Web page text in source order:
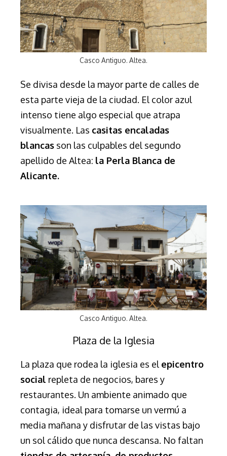
Casco Antiguo. Altea.
Se divisa desde la mayor parte de calles de
esta parte vieja de la ciudad. El color azul
intenso tiene algo especial que atrapa
visualmente. Las casitas encaladas
blancas son las culpables del segundo
apellido de Altea: la Perla Blanca de
Alicante.
Casco Antiguo. Altea.
Plaza de la Iglesia
La plaza que rodea la iglesia es el epicentro
social repleta de negocios, bares y
restaurantes. Un ambiente animado que
contagia, ideal para tomarse un vermú a
media mañana y disfrutar de las vistas bajo
un sol cálido que nunca descansa. No faltan